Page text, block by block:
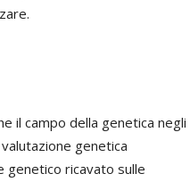
il campo della genetica negli
genetica
genetico ricavato sulle